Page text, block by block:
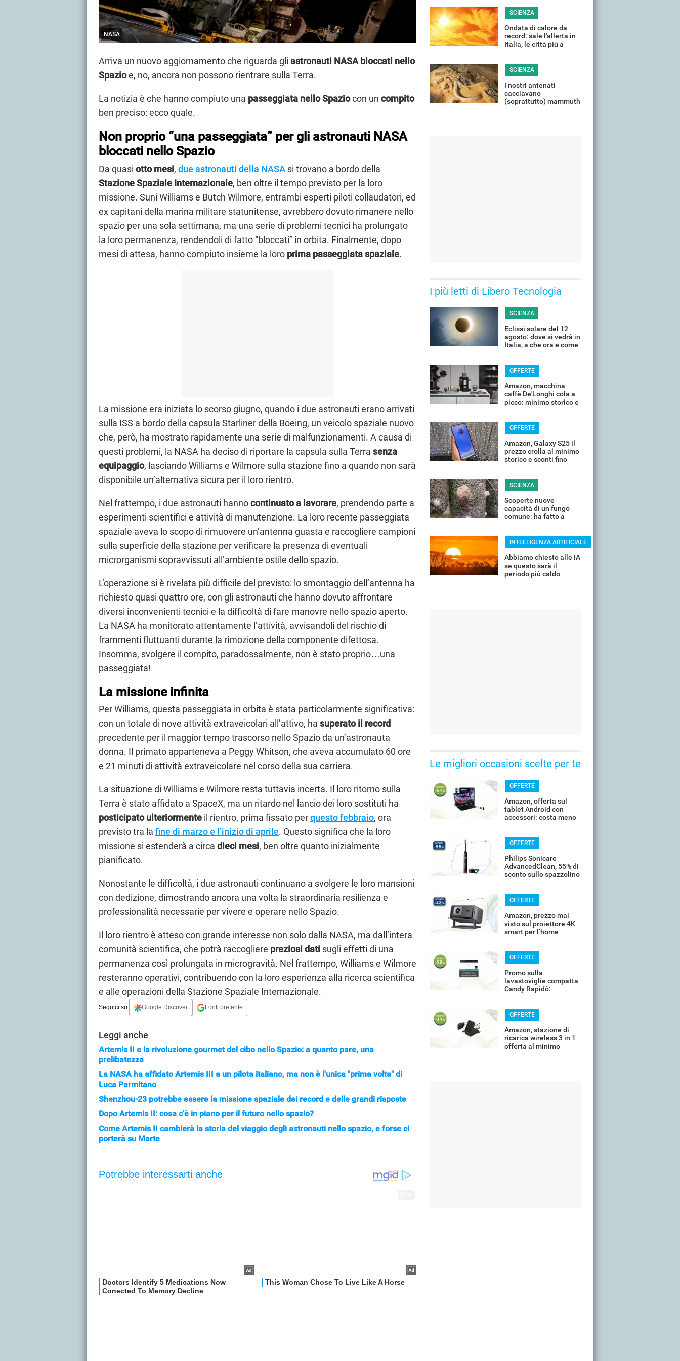
NASA
Arriva un nuovo aggiornamento che riguarda gli astronauti NASA bloccati nello
Spazioe, no, ancora non possono rientrare sulla Terra.
La notizia è che hanno compiuto una passeggiata nello Spaziocon un compito
ben preciso: ecco quale.
Non proprio “una passeggiata” per gli astronauti NASA
bloccati nello Spazio
Da quasi otto mesi, due astronauti della NASA si trovano a bordo della
Stazione Spaziale Internazionale, ben oltre il tempo previsto per la loro
missione. Suni Williams e Butch Wilmore, entrambi esperti piloti collaudatori, ed
ex capitani della marina militare statunitense, avrebbero dovuto rimanere nello
spazio per una sola settimana, ma una serie di problemi tecnici ha prolungato
la loro permanenza, rendendoli di fatto “bloccati” in orbita. Finalmente, dopo
mesi di attesa, hanno compiuto insieme la loro prima passeggiata spaziale.
La missione era iniziata lo scorso giugno, quando i due astronauti erano arrivati
sulla ISS a bordo della capsula Starliner della Boeing, un veicolo spaziale nuovo
che, però, ha mostrato rapidamente una serie di malfunzionamenti. A causa di
questi problemi, la NASA ha deciso di riportare la capsula sulla Terra senza
equipaggio, lasciando Williams e Wilmore sulla stazione fino a quando non sarà
disponibile un’alternativa sicura per il loro rientro.
Nel frattempo, i due astronauti hannocontinuato a lavorare, prendendo parte a
esperimenti scientifici e attività di manutenzione. La loro recente passeggiata
spaziale aveva lo scopo di rimuovere un’antenna guasta e raccogliere campioni
sulla superficie della stazione per verificare la presenza di eventuali
microrganismi sopravvissuti all’ambiente ostile dello spazio.
L’operazione si è rivelata più difficile del previsto: lo smontaggio dell’antenna ha
richiesto quasi quattro ore, con gli astronauti che hanno dovuto affrontare
diversi inconvenienti tecnici e la difficoltà di fare manovre nello spazio aperto.
La NASA ha monitorato attentamente l’attività, avvisandoli del rischio di
frammenti fluttuanti durante la rimozione della componente difettosa.
Insomma, svolgere il compito, paradossalmente, non è stato proprio…una
passeggiata!
La missione infinita
Per Williams, questa passeggiata in orbita è stata particolarmente significativa:
con un totale di nove attività extraveicolari all’attivo, ha superato il record
precedente per il maggior tempo trascorso nello Spazio da un’astronauta
donna. Il primato apparteneva a Peggy Whitson, che aveva accumulato 60 ore
e 21 minuti di attività extraveicolare nel corso della sua carriera.
La situazione di Williams e Wilmore resta tuttavia incerta. Il loro ritorno sulla
Terra è stato affidato a SpaceX, ma un ritardo nel lancio dei loro sostituti ha
posticipato ulteriormente il rientro, prima fissato perquesto febbraio, ora
previsto tra la fine di marzo e l’inizio di aprile. Questo significa che la loro
missione si estenderà a circa dieci mesi, ben oltre quanto inizialmente
pianificato.
Nonostante le difficoltà, i due astronauti continuano a svolgere le loro mansioni
con dedizione, dimostrando ancora una volta la straordinaria resilienza e
professionalità necessarie per vivere e operare nello Spazio.
Il loro rientro è atteso con grande interesse non solo dalla NASA, ma dall’intera
comunità scientifica, che potrà raccogliere preziosi dati sugli effetti di una
permanenza così prolungata in microgravità. Nel frattempo, Williams e Wilmore
resteranno operativi, contribuendo con la loro esperienza alla ricerca scientifica
e alle operazioni della Stazione Spaziale Internazionale.
Seguici su: Google Discover Fonti preferite
Leggi anche
Artemis II e la rivoluzione gourmet del cibo nello Spazio: a quanto pare, una
prelibatezza
La NASA ha affidato Artemis III a un pilota italiano, ma non è l'unica "prima volta" di
Luca Parmitano
Shenzhou-23 potrebbe essere la missione spaziale dei record e delle grandi risposte
Dopo Artemis II: cosa c'è in piano per il futuro nello spazio?
Come Artemis II cambierà la storia del viaggio degli astronauti nello spazio, e forse ci
porterà su Marte
SCIENZA
Ondata di calore da
record: sale l'allerta in
Italia, le città più a
SCIENZA
I nostri antenati
cacciavano
(soprattutto) mammuth
I più letti di Libero Tecnologia
SCIENZA
Eclissi solare del 12
agosto: dove si vedrà in
Italia, a che ora e come
OFFERTE
Amazon, macchina
caffè De'Longhi cola a
picco: minimo storico e
OFFERTE
Amazon, Galaxy S25 il
prezzo crolla al minimo
storico e sconti fino
SCIENZA
Scoperte nuove
capacità di un fungo
comune: ha fatto a
INTELLIGENZA ARTIFICIALE
Abbiamo chiesto alle IA
se questo sarà il
periodo più caldo
Le migliori occasioni scelte per te
OFFERTE
Amazon, offerta sul
tablet Android con
accessori: costa meno
OFFERTE
Philips Sonicare
AdvancedClean, 55% di
sconto sullo spazzolino
OFFERTE
Amazon, prezzo mai
visto sul proiettore 4K
smart per l’home
OFFERTE
Promo sulla
lavastoviglie compatta
Candy Rapidò:
OFFERTE
Amazon, stazione di
ricarica wireless 3 in 1
offerta al minimo